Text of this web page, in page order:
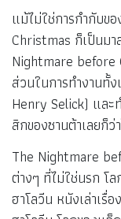
แม้ไม่ใช่การกำกับข
Christmas ก็เป็นมา
Nightmare before
ส่วนในการทำงานทั้
Henry Selick) และ
สิกของซานต้าเลยก็ว่
The Nightmare
ต่างๆ ที่ไม่ใช่นรก โ
ฮาโลวีน หนังเล่าเรื่